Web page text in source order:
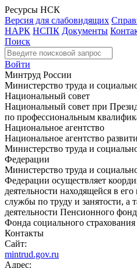
Ресурсы НСК
Версия для слабовидящих
НАРК НСПК Документы
Поиск
Войти
Минтруд России
Министерство труда и
Национальный совет
Национальный совет при
по профессиональным
Национальное агентство
Национальное агентство
Министерство труда и
Федерации
Министерство труда и
Федерации осуществляет
деятельности находящейся в
службы по труду и занятости, а
деятельности Пенсионного
Фонда социального
Контакты
Сайт:
mintrud.gov.ru
Адрес: